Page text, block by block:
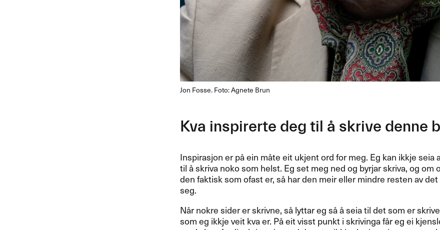
Jon Fosse. Foto: Agnete Brun
Kva inspirerte deg til å skrive denne
Inspirasjon er på ein måte eit ukjent ord for meg. Eg kan ikkje seia
til å skriva noko som helst. Eg set meg ned og byrjar skriva, og om
den faktisk som ofast er, så har den meir eller mindre resten av
seg.
Når nokre sider er skrivne, så lyttar eg så å seia til det som er
som eg ikkje veit kva er. På eit visst punkt i skrivinga får eg ei